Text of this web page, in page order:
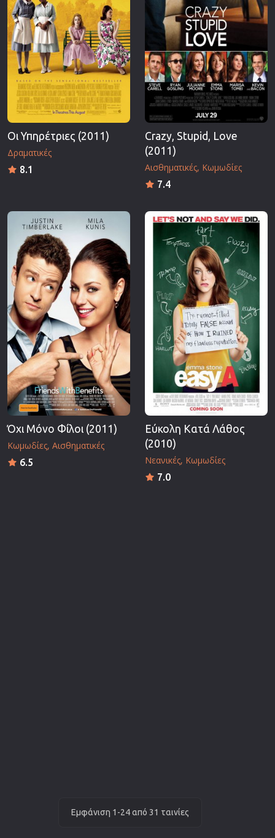
Οι Υπηρέτριες (2011)
Δραματικές
8.1
Crazy, Stupid, Love
(2011)
Αισθηματικές Κωμωδίες
7.4
Όχι Μόνο Φίλοι (2011)
Κωμωδίες Αισθηματικές
6.5
Εύκολη Κατά Λάθος
(2010)
Νεανικές Κωμωδίες
7.0
Εμφάνιση 1-24 από 31 ταινίες